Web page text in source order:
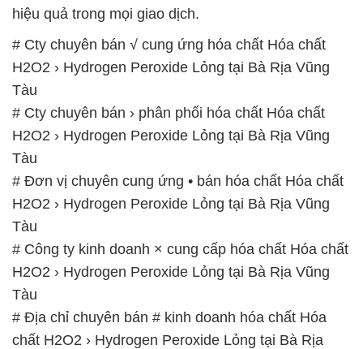
hiệu quả trong mọi giao dịch.
# Cty chuyên bán √ cung ứng hóa chất Hóa chất
H2O2 › Hydrogen Peroxide Lỏng tại Bà Rịa Vũng
Tàu
# Cty chuyên bán › phân phối hóa chất Hóa chất
H2O2 › Hydrogen Peroxide Lỏng tại Bà Rịa Vũng
Tàu
# Đơn vị chuyên cung ứng • bán hóa chất Hóa chất
H2O2 › Hydrogen Peroxide Lỏng tại Bà Rịa Vũng
Tàu
# Công ty kinh doanh × cung cấp hóa chất Hóa chất
H2O2 › Hydrogen Peroxide Lỏng tại Bà Rịa Vũng
Tàu
# Địa chỉ chuyên bán # kinh doanh hóa chất Hóa
chất H2O2 › Hydrogen Peroxide Lỏng tại Bà Rịa